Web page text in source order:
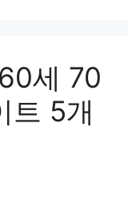
세 70
트 5개